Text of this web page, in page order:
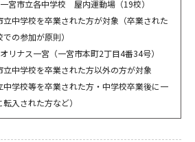
一宮市立各中学校 屋内運動場（19校）
立中学校を卒業された方が対象（卒業された
での参加が原則）
オリナス一宮（一宮市本町2丁目4番34号）
立中学校を卒業された方以外の方が対象
中学校等を卒業された方・中学校卒業後に一
転入された方など）